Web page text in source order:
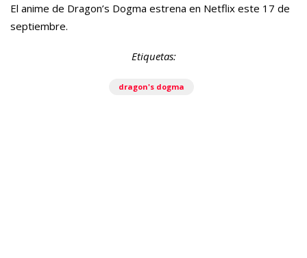
El anime de Dragon’s Dogma estrena en Netflix este 17 de
septiembre.
Etiquetas:
dragon's dogma